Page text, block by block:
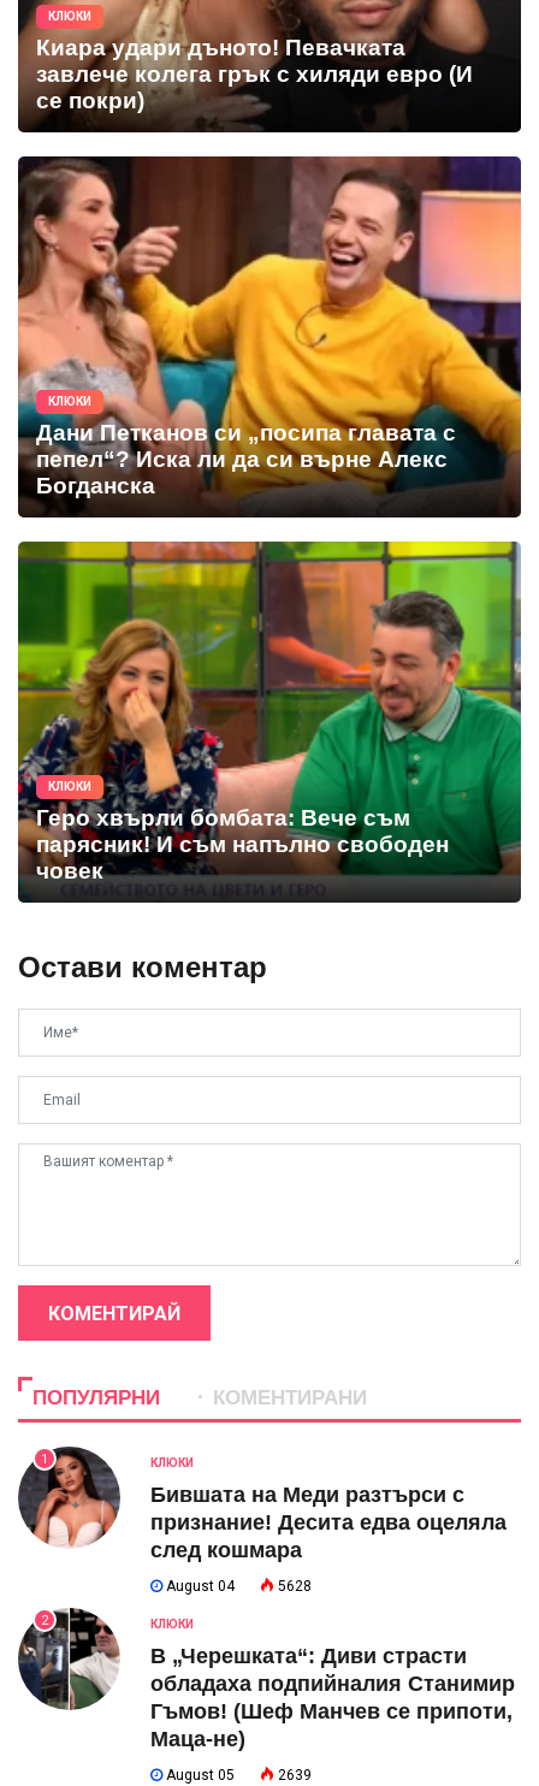
КЛЮКИ
Киара удари дъното! Певачката
завлече колега грък с хиляди евро (И
се покри)
КЛЮКИ
Дани Петканов си „посипа главата с
пепел“? Иска ли да си върне Алекс
Богданска
КЛЮКИ
Геро хвърли бомбата: Вече съм
парясник! И съм напълно свободен
човек
Остави коментар
КОМЕНТИРАЙ
ПОПУЛЯРНИ КОМЕНТИРАНИ
1 КЛЮКИ
Бившата на Меди разтърси с
признание! Десита едва оцеляла
след кошмара
August 04 5628
2 КЛЮКИ
В „Черешката“: Диви страсти
обладаха подпийналия Станимир
Гъмов! (Шеф Манчев се припоти,
Маца-не)
August 05 2639